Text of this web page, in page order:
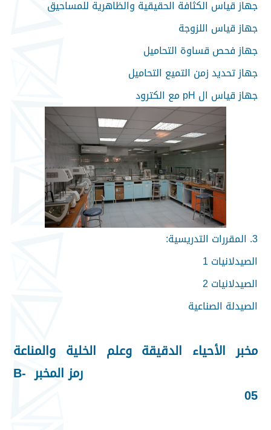
جهاز قياس الكثافة الحقيقية والظاهرية للمساحيق
جهاز قياس اللزوجة
جهاز فحص قساوة التحاميل
جهاز تحديد زمن التميع التحاميل
جهاز قياس ال pH مع الكترود
3. المقررات التدريسية:
الصيدلانيات 1
الصيدلانيات 2
الصيدلة الصناعية
مخبر الأحياء الدقيقة وعلم الخلية والمناعة
رمز المخبر B-
05